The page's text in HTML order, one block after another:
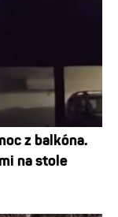
z balkóna.
na stole